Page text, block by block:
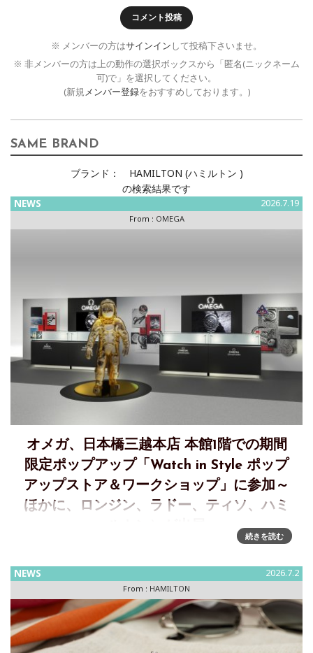
コメント投稿
※ メンバーの方はサインイン して投稿下さいませ。
※ 非メンバーの方は上の動作の選択ボックスから「匿名(ニックネーム
可)で」を選択してください。
(新規メンバー登録をおすすめしております。)
SAME BRAND
ブランド：
HAMILTON (ハミルトン )
の検索結果です
NEWS 2026.7.19
From : OMEGA
オメガ、日本橋三越本店 本館1階での期間
限定ポップアップ「Watch in Style ポップ
アップストア＆ワークショップ」に参加～
ほかに、ロンジン、ラドー、ティソ、ハミ
ップアップ「Watch in Style ポップアップストア＆ワークシ
ョップ」に、Omega（オメガ）、Longines（ロンジン）、
Rado（ラドー）、Tissot（ティソ）、Ha
続きを読む
NEWS 2026.7.2
From : HAMILTON